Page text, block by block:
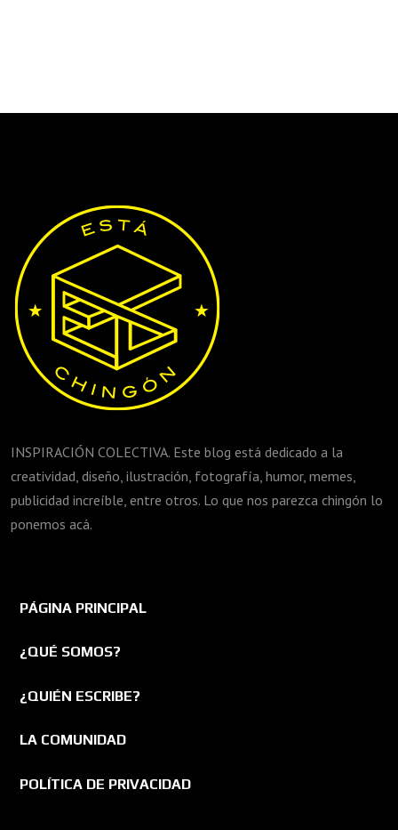
INSPIRACIÓN COLECTIVA. Este blog está dedicado a la
creatividad, diseño, ilustración, fotografía, humor, memes,
publicidad increíble, entre otros. Lo que nos parezca chingón lo
ponemos acá.
PÁGINA PRINCIPAL
¿QUÉ SOMOS?
¿QUIÉN ESCRIBE?
LA COMUNIDAD
POLÍTICA DE PRIVACIDAD